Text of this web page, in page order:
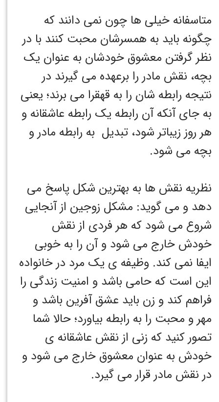
متاسفانه خیلی ها چون نمی دانند که
چگونه باید به همسرشان محبت کنند با در
نظر گرفتن معشوق خودشان به عنوان یک
بچه، نقش مادر را برعهده می گیرند در
نتیجه رابطه شان را به قهقرا می برند؛ یعنی
به جای آنکه آن رابطه یک رابطه عاشقانه و
هر روز زیباتر شود، تبدیل به رابطه مادر و
بچه می شود.
نظریه نقش ها به بهترین شکل پاسخ می
دهد و می گوید: مشکل زوجین از آنجایی
شروع می شود که هر فردی از نقش
خودش خارج می شود و آن را به خوبی
ایفا نمی کند. وظیفه ی یک مرد در خانواده
این است که حامی باشد و امنیت زندگی را
فراهم کند و زن باید عشق آفرین باشد و
مهر و محبت را به رابطه بیاورد؛ حالا شما
تصور کنید که زنی از نقش عاشقانه ی
خودش به عنوان معشوق خارج می شود و
در نقش مادر قرار می گیرد.